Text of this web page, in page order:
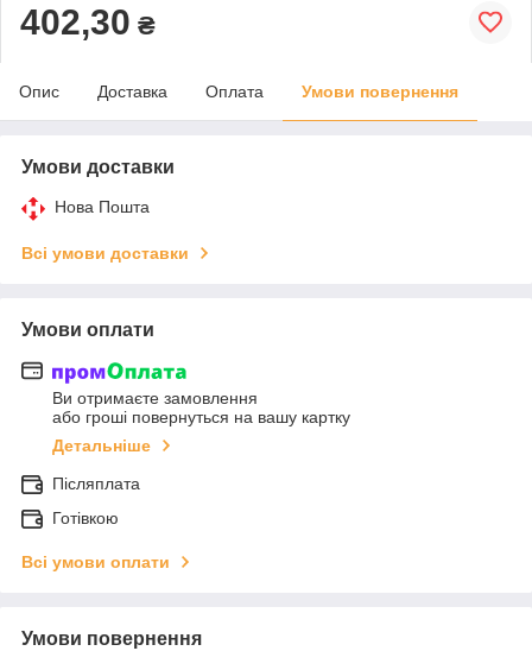
402,30 ₴
Опис Доставка Оплата Умови повернення
Умови доставки
Нова Пошта
Всі умови доставки
Умови оплати
Ви отримаєте замовлення
або гроші повернуться на вашу картку
Детальніше
Післяплата
Готівкою
Всі умови оплати
Умови повернення